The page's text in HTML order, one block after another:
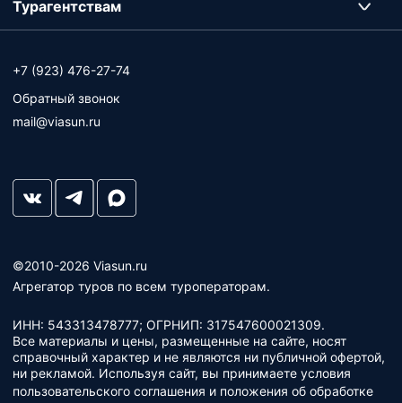
©2010-2026 Viasun.ru
Агрегатор туров по всем туроператорам.
ИНН: 543313478777; ОГРНИП: 317547600021309.
Все материалы и цены, размещенные на сайте, носят
справочный характер и не являются ни публичной офертой,
ни рекламой. Используя сайт, вы принимаете условия
пользовательского соглашения и положения об обработке
Турагентствам
+7 (923) 476-27-74
Обратный звонок
mail@viasun.ru